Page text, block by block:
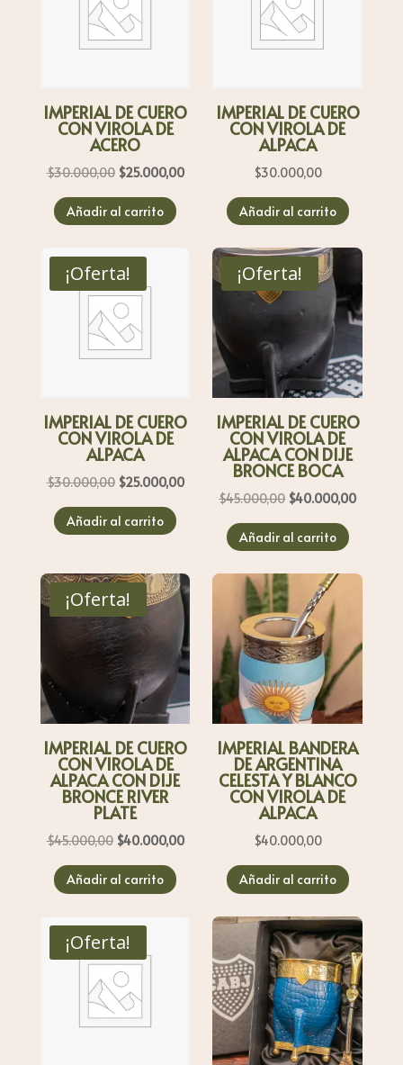
IMPERIAL DE CUERO
CON VIROLA DE
ACERO
$30.000,00 El
precio
original
$30.000,00.
$25.000,00El
$25.000,00.
Añadir al carrito
IMPERIAL DE CUERO
CON VIROLA DE
ALPACA
$30.000,00
Añadir al carrito
¡Oferta!
IMPERIAL DE CUERO
CON VIROLA DE
ALPACA
$30.000,00 El
precio
original
$30.000,00.
$25.000,00El
precio
$25.000,00.
Añadir al carrito
¡Oferta!
IMPERIAL DE CUERO
CON VIROLA DE
ALPACA CON DIJE
BRONCE BOCA
$45.000,00 El
precio
original
$45.000,00.
$40.000,00El
Añadir al carrito
¡Oferta!
IMPERIAL DE CUERO
CON VIROLA DE
ALPACA CON DIJE
BRONCE RIVER
PLATE
$45.000,00 El
precio
original
$45.000,00.
$40.000,00El
$40.000,00.
Añadir al carrito
IMPERIAL BANDERA
DE ARGENTINA
CELESTA Y BLANCO
CON VIROLA DE
ALPACA
$40.000,00
Añadir al carrito
¡Oferta!